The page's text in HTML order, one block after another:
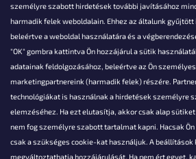
személyre szabott hirdetések további javításához
harmadik felek weboldalain. Ehhez az általunk
beleértve a weboldal használatára és a
"OK" gombra kattintva Ön hozzájárul a sütik
adatainak feldolgozásához, beleértve az Ön
marketingpartnereink (harmadik felek) részére.
technológiákat is használnak a hirdetések személyre
elemzéséhez. Ha ezt elutasítja, akkor csak alap
nem fog személyre szabott tartalmat kapni. Hacsak
csak a szükséges cookie-kat használjuk. A
megváltoztathatja hozzájárulását. Ha nem ért egyet,
Akarsz kérdezni valamit?
info@falanzo.hu